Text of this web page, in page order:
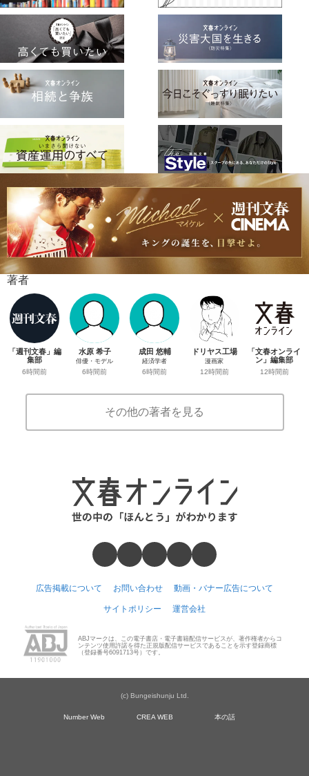
著者
「週刊文春」編
集部
6時間前
水原 希子
俳優・モデル
6時間前
成田 悠輔
経済学者
6時間前
ドリヤス工場
漫画家
12時間前
「文春オンライ
ン」編集部
12時間前
その他の著者を見る
広告掲載について お問い合わせ 動画・バナー広告について
サイトポリシー 運営会社
ABJマークは、この電子書店・電子書籍配信サービスが、著作権者からコ
ンテンツ使用許諾を得た正規版配信サービスであることを示す登録商標
（登録番号6091713号）です。
(c) Bungeishunju Ltd.
Number Web CREA WEB 本の話